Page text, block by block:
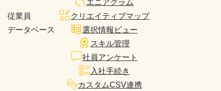
従業員
データベース
クリエイティブマップ
選択情報ビュー
スキル管理
社員アンケート
入社手続き
カスタムCSV連携